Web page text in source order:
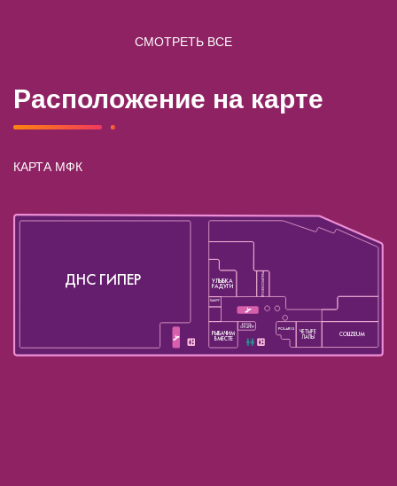
СМОТРЕТЬ ВСЕ
Расположение на карте
КАРТА МФК
ДНС ГИПЕР
РЫБАЧИМ
ВМЕСТЕ
БРОСЬ
СИГАРЕТУ
ЛАМУР
УЛЫБКА
РАДУГИ ПРОФКОСМЕТИКА
COLIZEUM
ЧЕТЫРЕ
ЛАПЫ
POLARIS